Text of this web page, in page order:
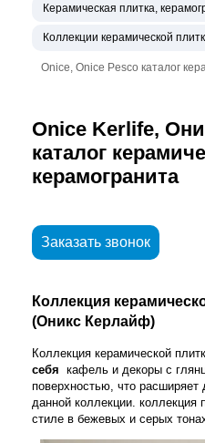
Керамическая плитка,
Коллекции керамической
Onice, Onice Pesco каталог
Onice Kerlife,
каталог
керамогранита
Заказать звонок
Коллекция
(Оникс Керлайф)
Коллекция керамической
себя кафель и декоры с
поверхностью, что расширяет
данной коллекции. коллекция
стиле в бежевых и серых